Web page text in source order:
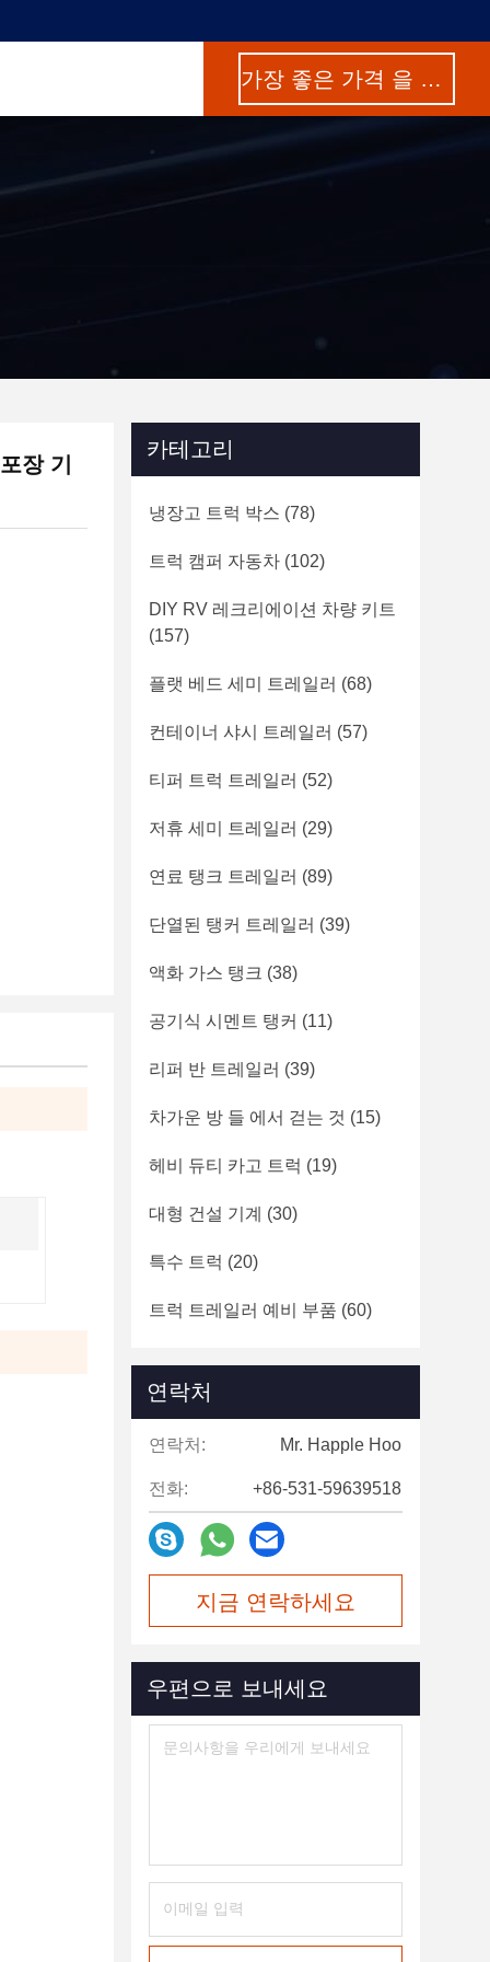
가장 좋은 가격 을 구하라
장 기
카테고리
냉장고 트럭 박스 (78)
트럭 캠퍼 자동차 (102)
DIY RV 레크리에이션 차량 키트
(157)
플랫 베드 세미 트레일러 (68)
컨테이너 샤시 트레일러 (57)
티퍼 트럭 트레일러 (52)
저휴 세미 트레일러 (29)
연료 탱크 트레일러 (89)
단열된 탱커 트레일러 (39)
액화 가스 탱크 (38)
공기식 시멘트 탱커 (11)
리퍼 반 트레일러 (39)
차가운 방 들 에서 걷는 것 (15)
헤비 듀티 카고 트럭 (19)
대형 건설 기계 (30)
특수 트럭 (20)
트럭 트레일러 예비 부품 (60)
연락처
연락처: Mr. Happle Hoo
전화: +86-531-59639518
지금 연락하세요
우편으로 보내세요